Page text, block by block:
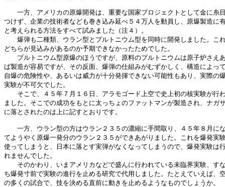
一方、アメリカの原爆開発は、重要な国家プロジェクトとして金に糸
つけず、企業の技術者なども巻き込み延べ５４万人を動員し、原爆製造に
と考えられる方法をすべて試みました（注４）。
爆弾も二種類、ウラン型とプルトニウム型を同時に開発しました。こ
どちらが見込みがあるのか予期できなかったためでした。
プルトニウム型原爆のほうですが、原料のプルトニウムは原子炉さえ
ば製造が容易ですが、その反面、爆弾の仕組みがむずかしく、構造によっ
自爆の危険性や、あるいは威力が十分発揮できない可能性もあり、実際の
実験が不可欠でした。
そこで、４５年７月１６日、アラモゴード上空で史上初の核実験が行
ました。そこでの成功をもとに太っちょのファットマンが製造され、ナガ
に落とされたのは上に記すとおりです。
一方、ウラン型の方はウラン２３５の濃縮に手間取り、４５年８月に
てようやく原爆一発分のウラン２３５ができあがりました。これを爆発実
使ってしまうと、日本に落とす実弾がなくなってしまうので、爆発実験は
れませんでした。
そのかわり、いまアメリカなどで盛んに行われている未臨界実験、す
ち爆発寸前で実験の進行を止める研究で代用しました。たとえていえば、
の多くの試合で、技を決める直前に動きを止めるようなものでしょうか。